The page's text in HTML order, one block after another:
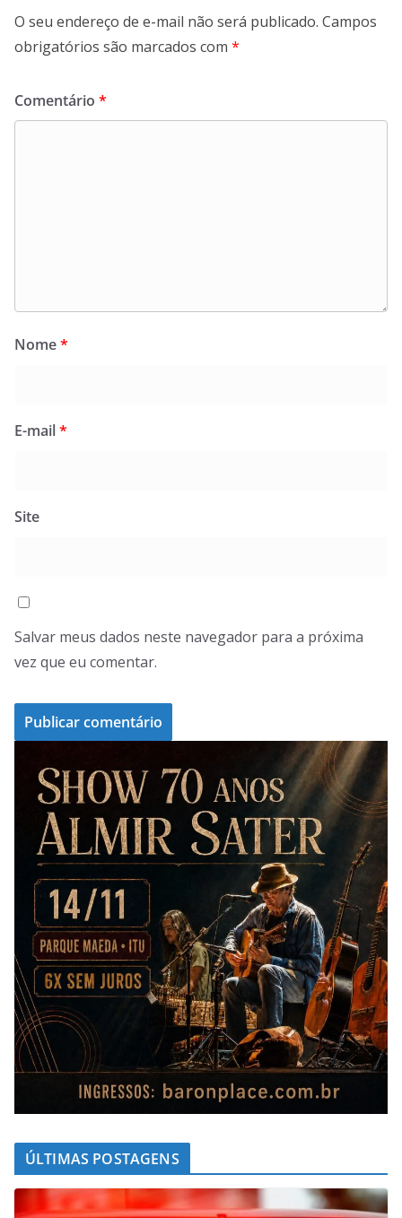
O seu endereço de e-mail não será publicado. Campos
obrigatórios são marcados com *
Comentário *
Nome*
E-mail*
Site
Salvar meus dados neste navegador para a próxima
vez que eu comentar.
ÚLTIMAS POSTAGENS